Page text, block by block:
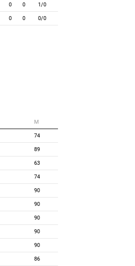
0 0 1/0
0 0 0/0
М
74
89
63
74
90
90
90
90
90
86